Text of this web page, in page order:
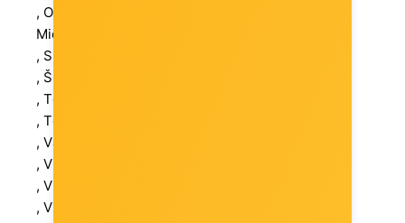
, Operativni sustavi: Microsoft Windows 7,
Microsoft Windows 8.1, Microsoft Windows 10
, Sučelje: USB 2.0
, Širina (mm): 6.8 mm
, Težina kartona: 0.01 kg
, Težina plastike: 0.02 kg
, Validacija jamstva: Serijski broj
, Visina (mm): 18.9 mm
, Vrsta mreže: USB Adapter
, Vrsta pakiranja: Box